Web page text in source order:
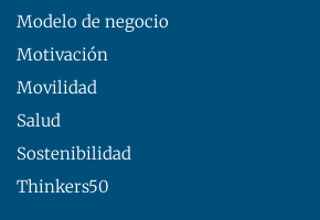
Modelo de negocio
Motivación
Movilidad
Salud
Sostenibilidad
Thinkers50